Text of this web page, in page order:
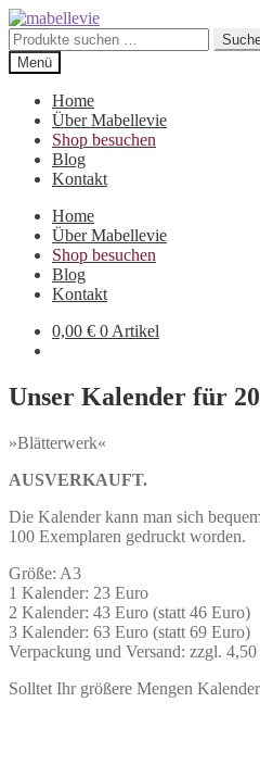
Zur
Navigation
springen
Zum
Inhalt
springen
Suchen
nach:
Menü
Home
Über Mabellevie
Shop besuchen
Blog
Kontakt
Home
Über Mabellevie
Shop besuchen
Blog
Kontakt
0,00 € 0 Artikel
Unser Kalender für
»Blätterwerk«
AUSVERKAUFT.
Die Kalender kann man sich
100 Exemplaren gedruckt worden.
Größe: A3
1 Kalender: 23 Euro
2 Kalender: 43 Euro (statt 46 Euro)
3 Kalender: 63 Euro (statt 69 Euro)
Verpackung und Versand: zzgl.
Solltet Ihr größere Mengen